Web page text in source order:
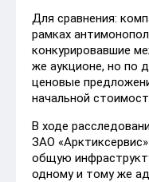
Для сравнения:
рамках
конкурировавшие
же аукционе, но по
ценовые
начальной
В ходе
ЗАО
общую
одному и тому же